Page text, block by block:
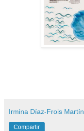
Irmina Díaz-Frois Martín
Compartir